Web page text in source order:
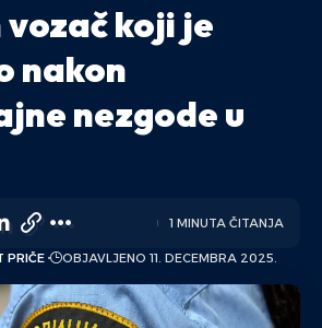
vozač koji je
nakon
nezgode u
PRIČE OBJAVLJENO 11. DECEMBRA 2025.
1 MINUTA ČITANJA